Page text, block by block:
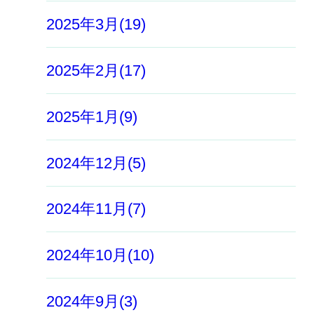
2025年3月(19)
2025年2月(17)
2025年1月(9)
2024年12月(5)
2024年11月(7)
2024年10月(10)
2024年9月(3)